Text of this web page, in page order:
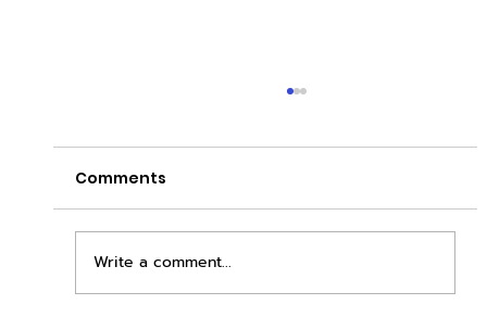
Comments
Write a comment...